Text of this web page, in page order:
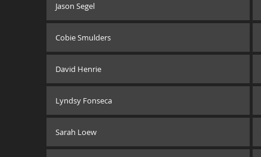
Jason Segel
Cobie Smulders
David Henrie
Lyndsy Fonseca
Sarah Loew